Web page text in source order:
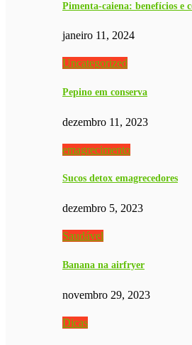
Pimenta-caiena: benefícios e
janeiro 11, 2024
Uncategorized
Pepino em conserva
dezembro 11, 2023
emagrecimento
Sucos detox emagrecedores
dezembro 5, 2023
Saudável
Banana na airfryer
novembro 29, 2023
Dicas